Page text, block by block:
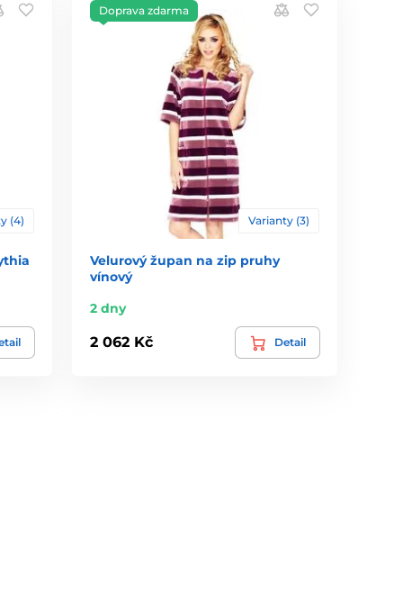
(4)
Doprava zdarma
Varianty (3)
Velurový župan na zip pruhy
vínový
2 dny
2 062 Kč Detail